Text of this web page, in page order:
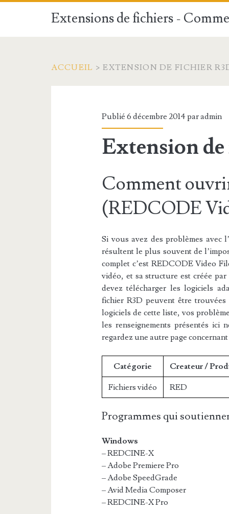
Extensions de fichiers -
ACCUEIL > EXTENSION DE FICHIER
Publié 6 décembre 2014 paradmin
Extension
Comment
(REDCODE
Si vous avez des problèmes avec
résultent le plus souvent de
complet c’est REDCODE Video
vidéo, et sa structure est créée
devez télécharger les logiciels
fichier R3D peuvent être
logiciels de cette liste, vos
les renseignements présentés ici
regardez une autre page
Catégorie Createur /
Fichiers vidéo RED
Programmes qui
Windows
– REDCINE-X
– Adobe Premiere Pro
– Adobe SpeedGrade
– Avid Media Composer
– REDCINE-X Pro